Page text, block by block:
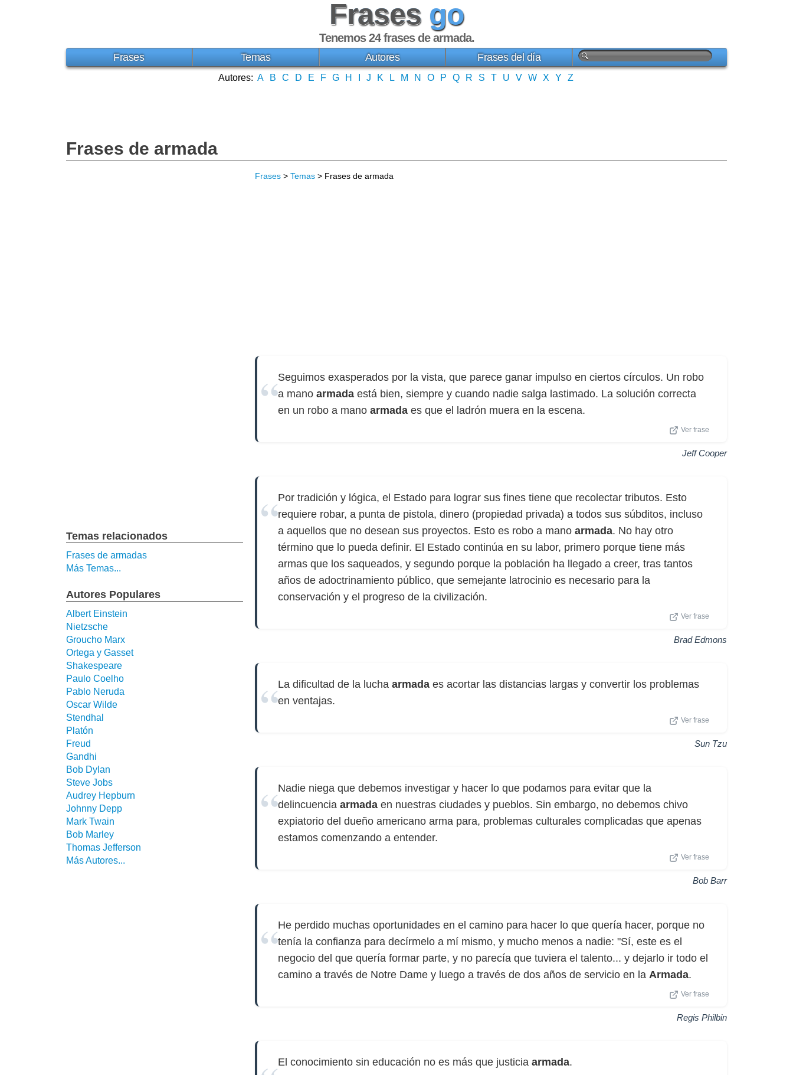
Frases go
Tenemos 24frases de armada.
Frases Temas Autores Frases del día
Autores: A B C D E F G H J K L M N O P Q R S T U V W X Y Z
Frases de armada
Frases > Temas > Frases de armada
Seguimos exasperados por la vista, que parece ganar impulso en ciertos círculos. Un robo
a mano armada está bien, siempre y cuando nadie salga lastimado. La solución correcta
en un robo a mano armada es que el ladrón muera en la escena.
Ver frase
Jeff Cooper
Por tradición y lógica, el Estado para lograr sus fines tiene que recolectar tributos. Esto
requiere robar, a punta de pistola, dinero (propiedad privada) a todos sus súbditos, incluso
a aquellos que no desean sus proyectos. Esto es robo a mano armada. No hay otro
término que lo pueda definir. El Estado continúa en su labor, primero porque tiene más
armas que los saqueados, y segundo porque la población ha llegado a creer, tras tantos
años de adoctrinamiento público, que semejante latrocinio es necesario para la
conservación y el progreso de la civilización.
Ver frase
Brad Edmons
La dificultad de la lucha armada es acortar las distancias largas y convertir los problemas
en ventajas.
Ver frase
Sun Tzu
Nadie niega que debemos investigar y hacer lo que podamos para evitar que la
delincuencia armada en nuestras ciudades y pueblos. Sin embargo, no debemos chivo
expiatorio del dueño americano arma para, problemas culturales complicadas que apenas
estamos comenzando a entender.
Ver frase
Bob Barr
He perdido muchas oportunidades en el camino para hacer lo que quería hacer, porque no
tenía la confianza para decírmelo a mí mismo, y mucho menos a nadie: "Sí, este es el
negocio del que quería formar parte, y no parecía que tuviera el talento... y dejarlo ir todo el
camino a través de Notre Dame y luego a través de dos años de servicio en la Armada.
Ver frase
Regis Philbin
El conocimiento sin educación no es más que justicia armada.
Temas relacionados
Frases de armadas
Más Temas...
Autores Populares
Albert Einstein
Nietzsche
Groucho Marx
Ortega y Gasset
Shakespeare
Paulo Coelho
Pablo Neruda
Oscar Wilde
Stendhal
Platón
Freud
Gandhi
Bob Dylan
Steve Jobs
Audrey Hepburn
Johnny Depp
Mark Twain
Bob Marley
Thomas Jefferson
Más Autores...